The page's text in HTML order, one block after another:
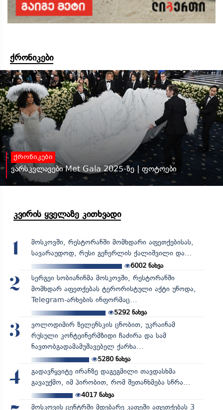
ქრონიკები
ქრონიკები
ვარსკვლავები Met Gala 2025-ზე | ფოტოები
კვირის ყველაზე კითხვადი
1
მოსკოვში, რესტორანში მომხდარი აფეთქებისას,
სავარაუდოდ, რუსი გენერლის ქალიშვილი და...
6002 ნახვა
2
სერგეი სობიანინმა მოსკოვში, რესტორანში
მომხდარ აფეთქებას ტერორისტული აქტი უწოდა,
Telegram-არხების ინფორმაც...
5292ნახვა
3
ვოლოდიმირ ზელენსკის ცნობით, უკრაინამ
რუსული კონტეინერმზიდი ჩაძირა და სამ
ნავთობგადამამუშავებელ ქარხა...
5280ნახვა
4
გადავწყვიტე ირანზე დაგეგმილი თავდასხმა
გავაუქმო, იმ პირობით, რომ შეთანხმება სწრა...
4017ნახვა
მოსკოვის ცენტრში მდებარე კაფეში აფეთქებას 3